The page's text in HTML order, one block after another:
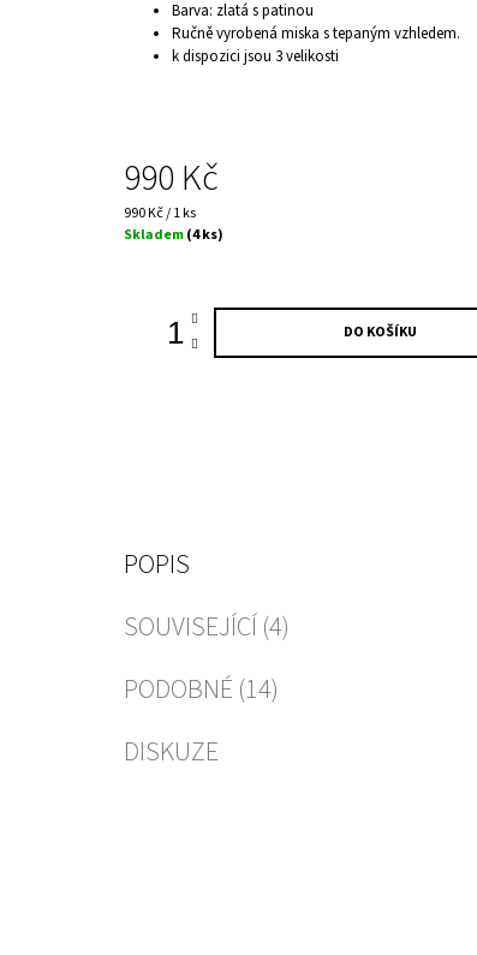
hvězdiček.
Barva: zlatá s patinou
Ručně vyrobená miska s tepaným vzhledem.
k dispozici jsou 3 velikosti
990 Kč
Měrná
cena:
990 Kč / 1 ks
Skladem(4 ks)
DO KOŠÍKU
POPIS
SOUVISEJÍCÍ (4)
PODOBNÉ (14)
DISKUZE